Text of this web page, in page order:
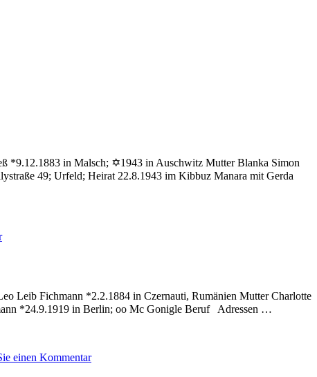
*9.12.1883 in Malsch; ✡1943 in Auschwitz Mutter Blanka Simon
49; Urfeld; Heirat 22.8.1943 im Kibbuz Manara mit Gerda
zu
Leib Fichmann *2.2.1884 in Czernauti, Rumänien Mutter Charlotte
*24.9.1919 in Berlin; oo Mc Gonigle Beruf Adressen …
einen Kommentarzu